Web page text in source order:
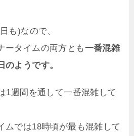
も)なので、
ータイムの両方とも一番混雑
のようです。
1週間を通して一番混雑して
ムでは18時頃が最も混雑して